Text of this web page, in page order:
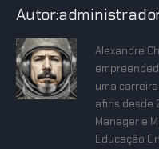
Alexandre
uma
afins desde
Manager e
Educação